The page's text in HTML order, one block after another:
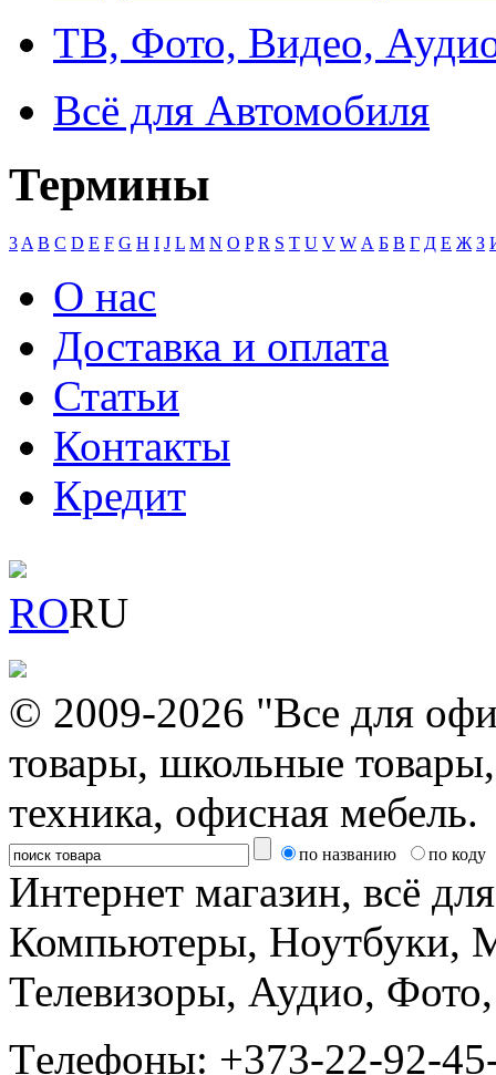
ТВ, Фото, Видео,
Всё для Автомобиля
Термины
3 A B C D E F G H I J L M N O P R S T U V W А Б В Г Д Е Ж З
О нас
Доставка и оплата
Статьи
Контакты
Кредит
RORU
© 2009-2026 "Все для
товары, школьные
техника, офисная мебель.
по названию по коду
Интернет магазин, всё
Компьютеры, Ноутбуки,
Телевизоры, Аудио,
Tелефоны: +373-22-92-